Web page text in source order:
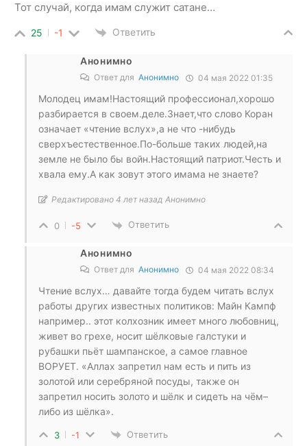
Тот случай, когда имам служит сатане…
25 -1 Ответить
Анонимно
Ответ для Анонимно 04 мая 2022 01:35
Молодец имам!Настоящий профессионал,хорошо
разбирается в своем.деле.Знает,что слово Коран
означает «чтение вслух»,а не что -нибудь
сверхъестественное.По-больше таких людей,на
земле не было бы войн.Настоящий патриот.Честь и
хвала ему.А как зовут этого имама не знаете?
Редактировано 4 лет назад Анонимно
0 -5 Ответить
Анонимно
Ответ для Анонимно 04 мая 2022 08:34
Чтение вслух… давайте тогда будем читать вслух
работы других известных политиков: Майн Кампф
например.. этот колхозник имеет много любовниц,
живет во грехе, носит шёлковые галстуки и
рубашки пьёт шампанское, а самое главное
ВОРУЕТ. «Аллах запретил нам есть и пить из
золотой или серебряной посуды, также он
запретил носить золото и шёлк и сидеть на чём–
либо из шёлка».
3 -1 Ответить